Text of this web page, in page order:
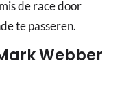
de race door
te passeren.
Webber